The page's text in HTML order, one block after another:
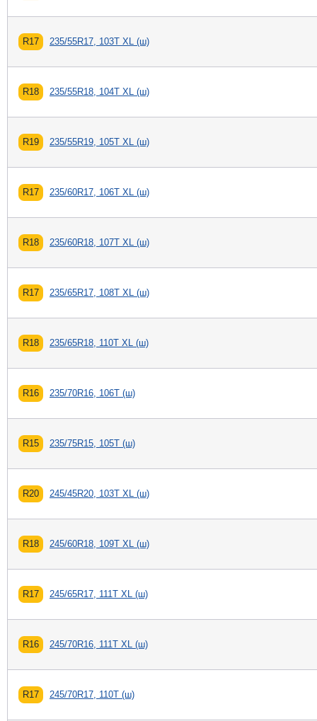
R17 235/55R17, 103T XL (ш)
R18 235/55R18, 104T XL (ш)
R19 235/55R19, 105T XL (ш)
R17 235/60R17, 106T XL (ш)
R18 235/60R18, 107T XL (ш)
R17 235/65R17, 108T XL (ш)
R18 235/65R18, 110T XL (ш)
R16 235/70R16, 106T (ш)
R15 235/75R15, 105T (ш)
R20 245/45R20, 103T XL (ш)
R18 245/60R18, 109T XL (ш)
R17 245/65R17, 111T XL (ш)
R16 245/70R16, 111T XL (ш)
R17 245/70R17, 110T (ш)